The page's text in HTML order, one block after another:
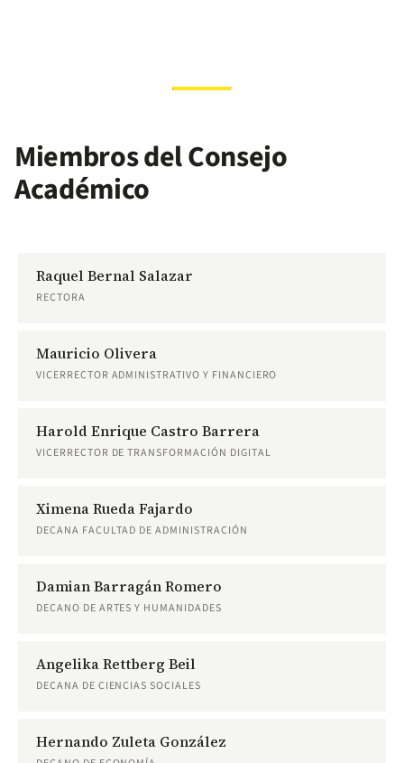
Miembros del Consejo
Académico
Raquel Bernal Salazar
RECTORA
Mauricio Olivera
VICERRECTOR ADMINISTRATIVO Y FINANCIERO
Harold Enrique Castro Barrera
VICERRECTOR DE TRANSFORMACIÓN DIGITAL
Ximena Rueda Fajardo
DECANA FACULTAD DE ADMINISTRACIÓN
Damian Barragán Romero
DECANO DE ARTES Y HUMANIDADES
Angelika Rettberg Beil
DECANA DE CIENCIAS SOCIALES
Hernando Zuleta González